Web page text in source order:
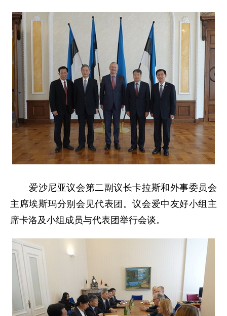
爱沙尼亚议会第二副议长卡拉斯和外事委员会
主席埃斯玛分别会见代表团。议会爱中友好小组主
席卡洛及小组成员与代表团举行会谈。